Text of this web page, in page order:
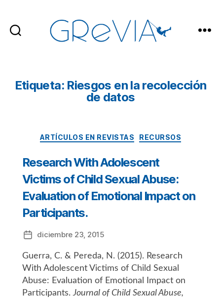
Etiqueta: Riesgos en la recolección
de datos
Categorías
ARTÍCULOS EN REVISTAS RECURSOS
Research With Adolescent
Victims of Child Sexual Abuse:
Evaluation of Emotional Impact on
Participants.
Fecha
la
entrada
diciembre 23, 2015
Guerra, C. & Pereda, N. (2015). Research
With Adolescent Victims of Child Sexual
Abuse: Evaluation of Emotional Impact on
Participants. Journal of Child Sexual Abuse,